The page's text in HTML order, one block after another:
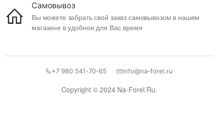
Самовывоз
Вы можете забрать свой заказ самовывозом в нашем
магазине в удобное для Вас время
Copyright © 2024 Na-Forel.Ru.
+7 980 541-70-65 info@na-forel.ru